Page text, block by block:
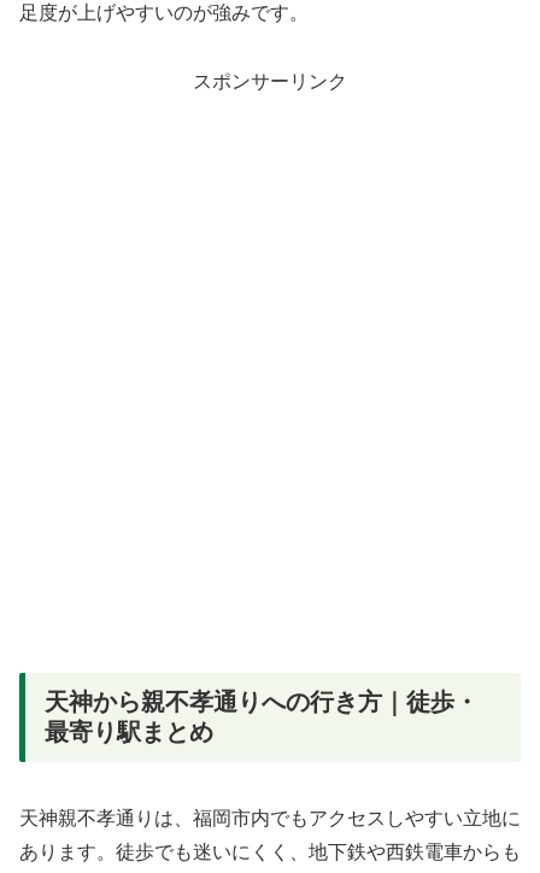
足度が上げやすいのが強みです。
スポンサーリンク
天神から親不孝通りへの行き方｜徒歩・
最寄り駅まとめ
天神親不孝通りは、福岡市内でもアクセスしやすい立地に
あります。徒歩でも迷いにくく、地下鉄や西鉄電車からも